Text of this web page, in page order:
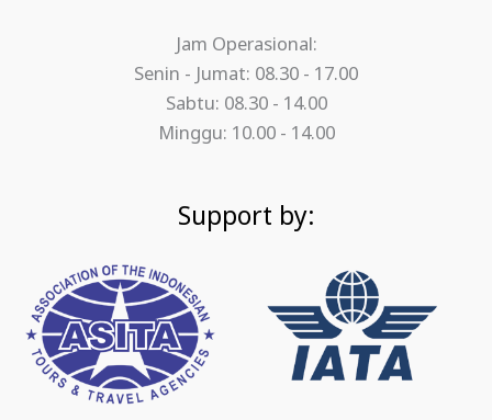
Jam Operasional:
Senin - Jumat: 08.30 - 17.00
Sabtu: 08.30 - 14.00
Minggu: 10.00 - 14.00
Support by: